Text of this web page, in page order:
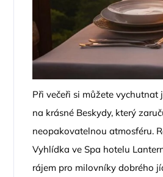
Při večeři si můžete vychutnat
na krásné Beskydy, který
neopakovatelnou atmosféru.
Vyhlídka ve Spa hotelu
rájem pro milovníky dobrého